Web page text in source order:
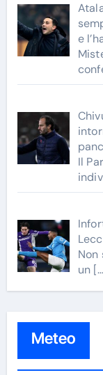
e
Il
Non
un
Meteo